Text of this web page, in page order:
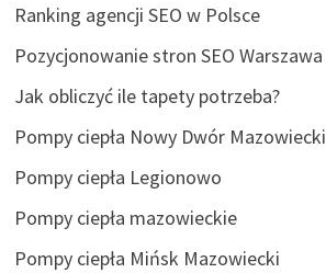
Ranking agencji SEO w Polsce
Pozycjonowanie stron SEO Warszawa
Jak obliczyć ile tapety potrzeba?
Pompy ciepła Nowy Dwór Mazowiecki
Pompy ciepła Legionowo
Pompy ciepła mazowieckie
Pompy ciepła Mińsk Mazowiecki